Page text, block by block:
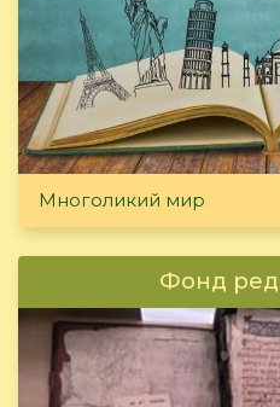
Многоликий мир
Фонд